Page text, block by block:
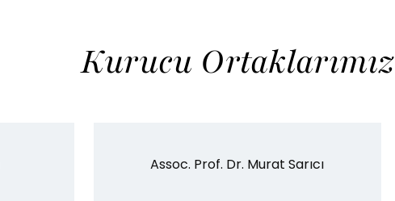
Kurucu Ortaklarımız
Assoc. Prof. Dr. Murat Sarıcı